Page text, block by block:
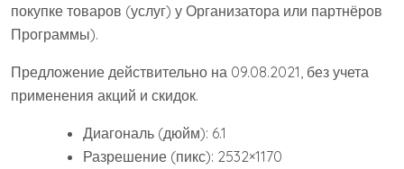
покупке товаров (услуг) у Организатора или партнёров
Программы).
Предложение действительно на 09.08.2021, без учета
применения акций и скидок.
Диагональ (дюйм): 6.1
Разрешение (пикс): 2532×1170